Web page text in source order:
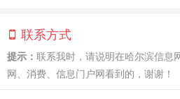
联系方式
提示： 联系我时，请说明在哈尔滨信息
网、消费、信息门户网看到的，谢谢！